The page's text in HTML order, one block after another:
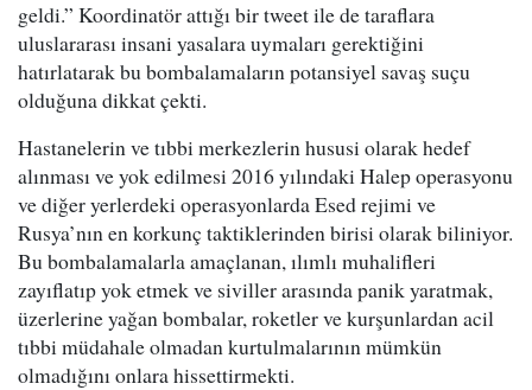
geldi.” Koordinatör attığı bir tweet ile de taraflara
uluslararası insani yasalara uymaları gerektiğini
hatırlatarak bu bombalamaların potansiyel savaş suçu
olduğuna dikkat çekti.
Hastanelerin ve tıbbi merkezlerin hususi olarak hedef
alınması ve yok edilmesi 2016 yılındaki Halep operasyonu
ve diğer yerlerdeki operasyonlarda Esed rejimi ve
Rusya’nın en korkunç taktiklerinden birisi olarak biliniyor.
Bu bombalamalarla amaçlanan, ılımlı muhalifleri
zayıflatıp yok etmek ve siviller arasında panik yaratmak,
üzerlerine yağan bombalar, roketler ve kurşunlardan acil
tıbbi müdahale olmadan kurtulmalarının mümkün
olmadığını onlara hissettirmekti.